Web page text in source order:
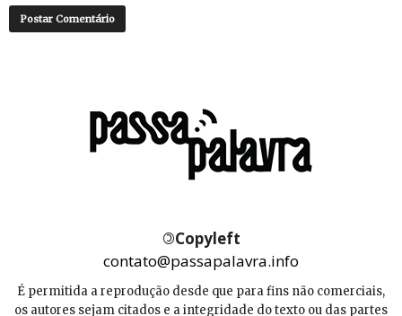
©Copyleft
contato@passapalavra.info
É permitida a reprodução desde que para fins não comerciais,
os autores sejam citados e a integridade do texto ou das partes